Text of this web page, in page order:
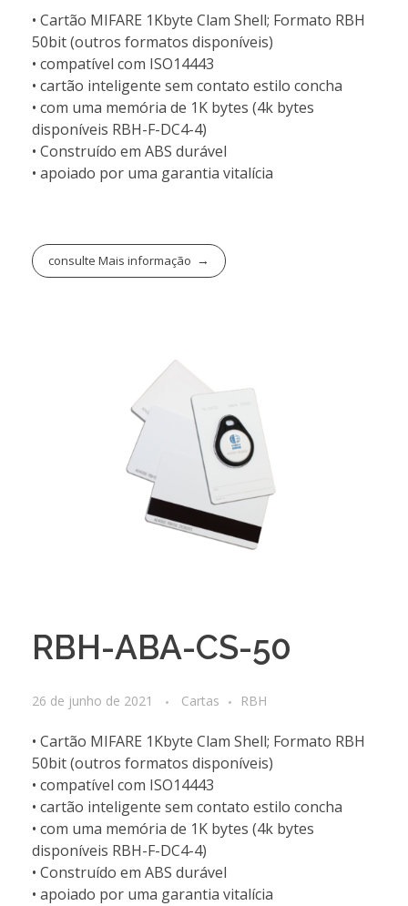
• Cartão MIFARE 1Kbyte Clam Shell; Formato RBH
50bit (outros formatos disponíveis)
• compatível com ISO14443
• cartão inteligente sem contato estilo concha
• com uma memória de 1K bytes (4k bytes
disponíveis RBH-F-DC4-4)
• Construído em ABS durável
• apoiado por uma garantia vitalícia
consulte Mais informação
RBH-ABA-CS-50
26 de junho de 2021 Cartas RBH
• Cartão MIFARE 1Kbyte Clam Shell; Formato RBH
50bit (outros formatos disponíveis)
• compatível com ISO14443
• cartão inteligente sem contato estilo concha
• com uma memória de 1K bytes (4k bytes
disponíveis RBH-F-DC4-4)
• Construído em ABS durável
• apoiado por uma garantia vitalícia